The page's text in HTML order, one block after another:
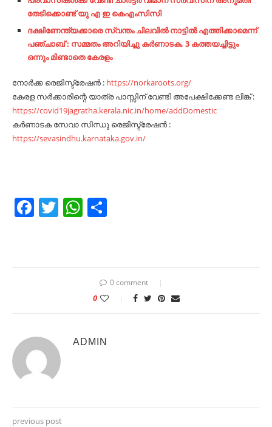
തേടിക്കൊണ്ട് യു എ ഇ കെഎംസിസി
ദക്ഷിണേന്ത്യക്കാരെ സ്വന്തം ചിലവിൽ നാട്ടിൽ എത്തിക്കാമെന്ന്
പഞ്ചാബ് : സമ്മതം അറിയിച്ചു കർണാടക, 3 കത്തയച്ചിട്ടും
ഒന്നും മിണ്ടാതെ കേരളം
നോർക്ക രെജിസ്ട്രേഷൻ : https://norkaroots.org/
കേരള സർക്കാരിന്റെ യാത്ര പാസ്സിന് വേണ്ടി അപേക്ഷിക്കേണ്ട ലിങ്ക് :
https://covid19jagratha.kerala.nic.in/home/addDomestic
കർണാടക സേവാ സിന്ധു രെജിസ്ട്രേഷൻ :
https://sevasindhu.karnataka.gov.in/
Facebook
TwitterWhatsApp
0 comment
0
ADMIN
previous post